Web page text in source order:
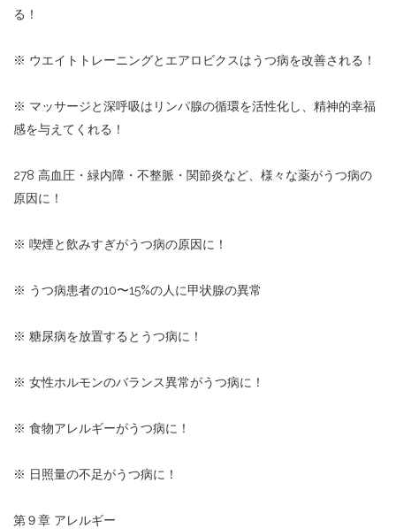
る！
※ ウエイトトレーニングとエアロビクスはうつ病を改善される！
※ マッサージと深呼吸はリンパ腺の循環を活性化し、精神的幸福
感を与えてくれる！
278 高血圧・緑内障・不整脈・関節炎など、様々な薬がうつ病の
原因に！
※ 喫煙と飲みすぎがうつ病の原因に！
※ うつ病患者の10〜15%の人に甲状腺の異常
※ 糖尿病を放置するとうつ病に！
※ 女性ホルモンのバランス異常がうつ病に！
※ 食物アレルギーがうつ病に！
※ 日照量の不足がうつ病に！
第９章 アレルギー